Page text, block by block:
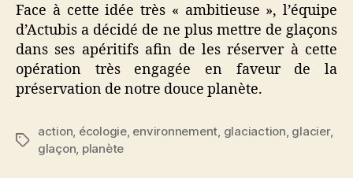
Face à cette idée très « ambitieuse », l’équipe
d’Actubis a décidé de ne plus mettre de glaçons
dans ses apéritifs afin de les réserver à cette
opération très engagée en faveur de la
préservation de notre douce planète.
Étiquettes
action écologie, environnement glaciaction glacier,
glaçon planète